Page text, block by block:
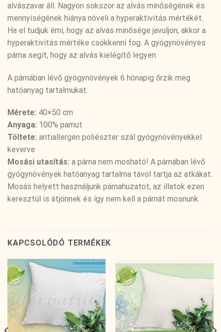
alvászavar áll. Nagyon sokszor az alvás minőségének és
mennyiségének hiánya növeli a hyperaktivitás mértékét.
Ha el tudjuk érni, hogy az alvás minősége javuljon, akkor a
hyperaktivitás mértéke csökkenni fog. A gyógynövényes
párna segít, hogy az alvás kielégítő legyen.
A párnában lévő gyógynövények 6 hónapig őrzik meg
hatóanyag tartalmukat.
Mérete: 40×50 cm
Anyaga: 100% pamut
Töltete: antiallergén poliészter szál gyógynövényekkel
keverve
Mosási utasítás: a párna nem mosható! A párnában lévő
gyógynövények hatóanyag tartalma távol tartja az atkákat.
Mosás helyett használjunk párnahuzatot, az illatok ezen
keresztül is átjönnek és így nem kell a párnát mosnunk.
KAPCSOLÓDÓ TERMÉKEK